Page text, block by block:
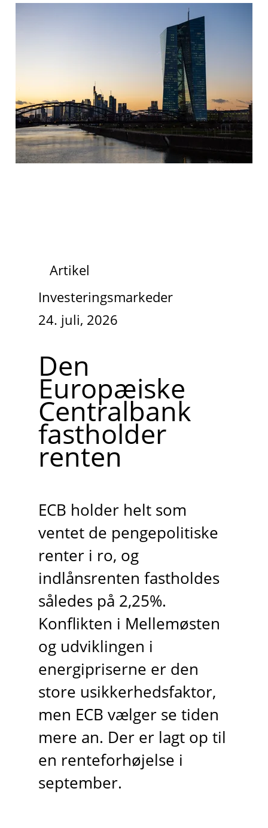
Artikel
Investeringsmarkeder
24. juli, 2026
Den
Europæiske
Centralbank
fastholder
renten
ECB holder helt som
ventet de pengepolitiske
renter i ro, og
indlånsrenten fastholdes
således på 2,25%.
Konflikten i Mellemøsten
og udviklingen i
energipriserne er den
store usikkerhedsfaktor,
men ECB vælger se tiden
mere an. Der er lagt op til
en renteforhøjelse i
september.